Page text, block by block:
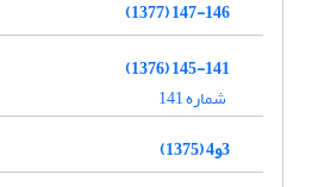
147-146 (1377)
145-141 (1376)
شماره 141
3و4 (1375)